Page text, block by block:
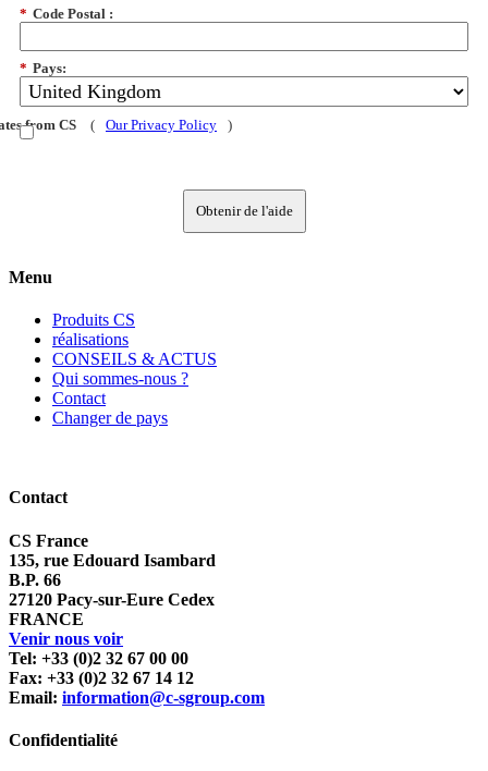
* Code Postal :
* Pays:
from CS ( Our Privacy Policy )
Obtenir de l'aide
Menu
Produits CS
réalisations
CONSEILS & ACTUS
Qui sommes-nous ?
Contact
Changer de pays
Contact
CS France
135, rue Edouard Isambard
B.P. 66
27120 Pacy-sur-Eure Cedex
FRANCE
Venir nous voir
Tel: +33 (0)2 32 67 00 00
Fax: +33 (0)2 32 67 14 12
Email: information@c-sgroup.com
Confidentialité